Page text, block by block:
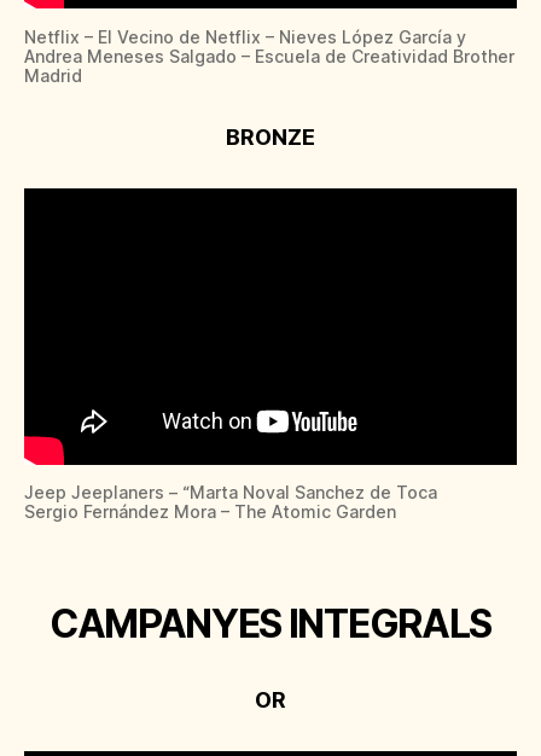
Netflix – El Vecino de Netflix – Nieves López García y
Andrea Meneses Salgado – Escuela de Creatividad Brother
Madrid
BRONZE
Jeep Jeeplaners – “Marta Noval Sanchez de Toca
Sergio Fernández Mora – The Atomic Garden
CAMPANYES INTEGRALS
OR